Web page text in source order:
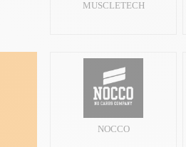
MUSCLETECH
NOCCO